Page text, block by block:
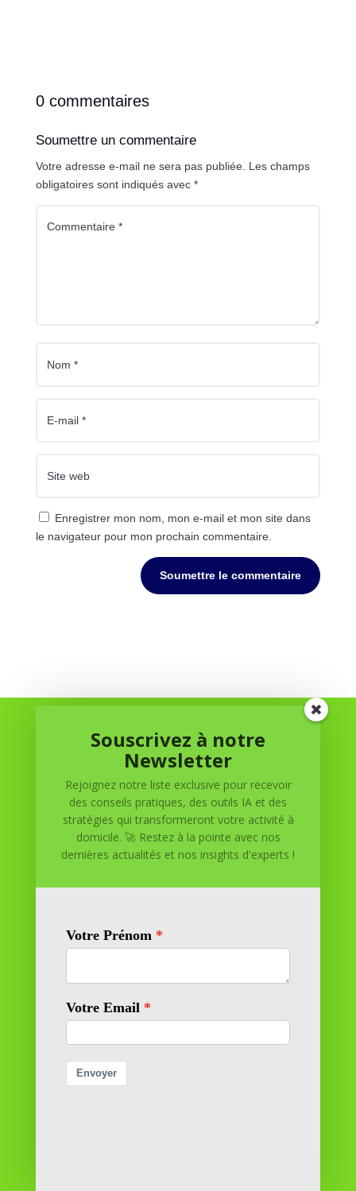
0 commentaires
Soumettre un commentaire
Votre adresse e-mail ne sera pas publiée. Les champs
obligatoires sont indiqués avec *
Enregistrer mon nom, mon e-mail et mon site dans
le navigateur pour mon prochain commentaire.
Soumettre le commentaire
Réussite à Domicile
Réussite à Domicile est votre partenaire de confiance
maison. Nous offrons des solutions personnalisées pour
69100 VILLEURBANNE
Souscrivez à notre
Newsletter
Rejoignez notre liste exclusive pour recevoir
des conseils pratiques, des outils IA et des
stratégies qui transformeront votre activité à
domicile. 🚀 Restez à la pointe avec nos
dernières actualités et nos insights d'experts !